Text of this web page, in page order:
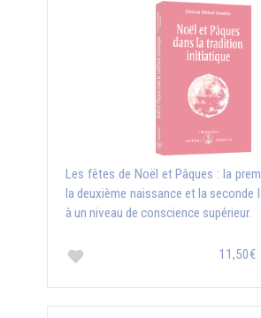
Les fêtes de Noël et Pâques : la
la deuxième naissance et la seconde
à un niveau de conscience supérieur.
11,50€